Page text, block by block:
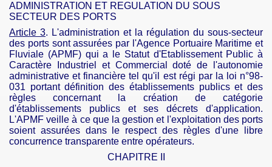
ADMINISTRATION ET REGULATION DU SOUS
SECTEUR DES PORTS
Article 3. L'administration et la régulation du sous-secteur
des ports sont assurées par l'Agence Portuaire Maritime et
Fluviale (APMF) qui a le Statut d'Etablissement Public à
Caractère Industriel et Commercial doté de l'autonomie
administrative et financière tel qu'il est régi par la loi n°98-
031 portant définition des établissements publics et des
règles concernant la création de catégorie
d'établissements publics et ses décrets d'application.
L'APMF veille à ce que la gestion et l'exploitation des ports
soient assurées dans le respect des règles d'une libre
concurrence transparente entre opérateurs.
CHAPITRE II